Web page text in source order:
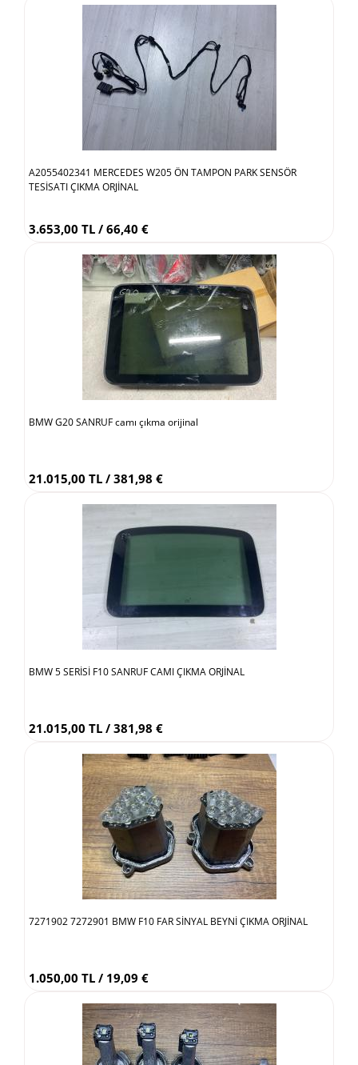
A2055402341 MERCEDES W205 ÖN TAMPON PARK SENSÖR
TESİSATI ÇIKMA ORJİNAL
3.653,00 TL / 66,40 €
BMW G20 SANRUF camı çıkma orijinal
21.015,00 TL / 381,98 €
BMW 5 SERİSİ F10 SANRUF CAMI ÇIKMA ORJİNAL
21.015,00 TL / 381,98 €
7271902 7272901 BMW F10 FAR SİNYAL BEYNİ ÇIKMA ORJİNAL
1.050,00 TL / 19,09 €